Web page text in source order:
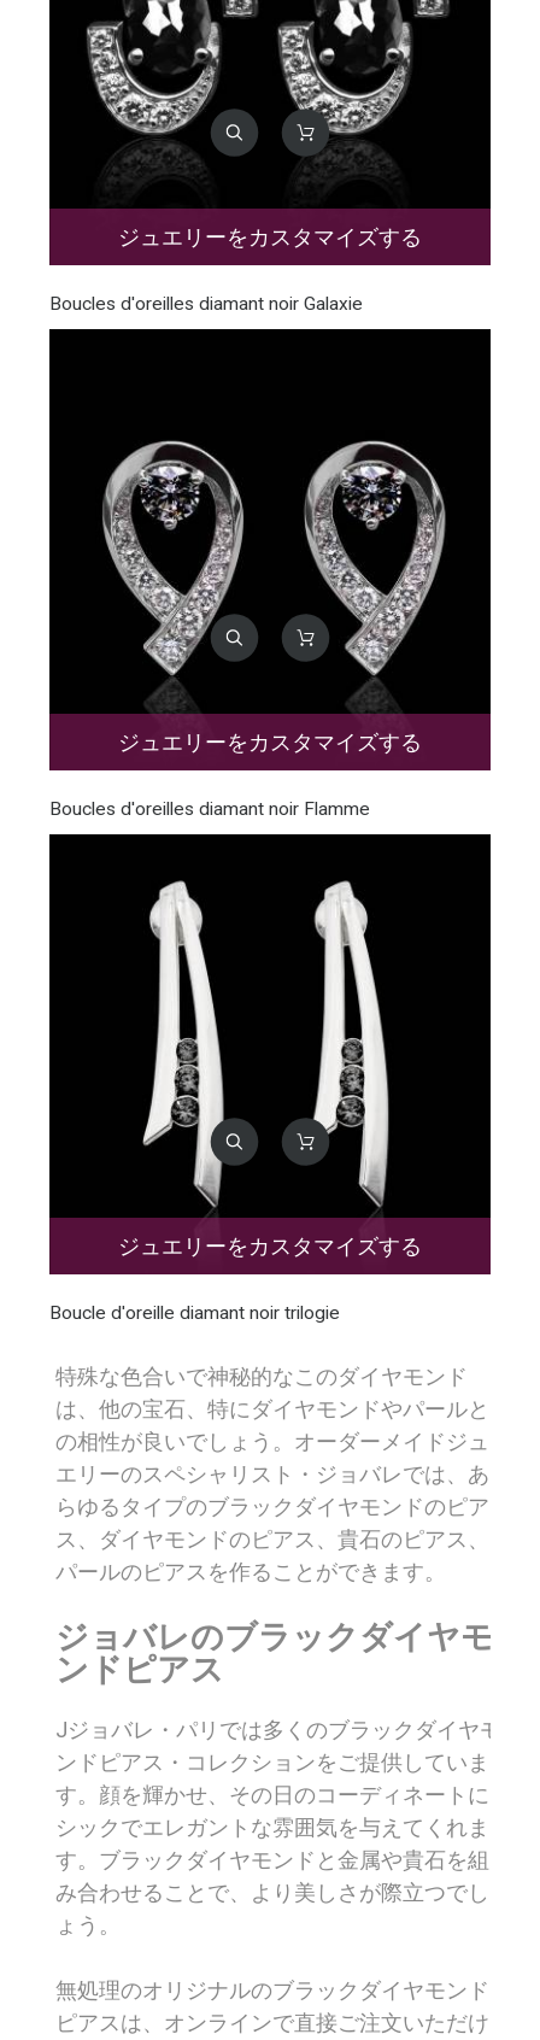
ジュエリーをカスタマイズする
Boucles d'oreilles diamant noir Galaxie
ジュエリーをカスタマイズする
Boucles d'oreilles diamant noir Flamme
ジュエリーをカスタマイズする
Boucle d'oreille diamant noir trilogie
特殊な色合いで神秘的なこのダイヤモンド
は、他の宝石、特にダイヤモンドやパールと
の相性が良いでしょう。オーダーメイドジュ
エリーのスペシャリスト・ジョバレでは、あ
らゆるタイプのブラックダイヤモンドのピア
ス、ダイヤモンドのピアス、貴石のピアス、
パールのピアスを作ることができます。
ジョバレのブラックダイヤモ
ンドピアス
Jジョバレ・パリでは多くのブラックダイヤモ
ンドピアス・コレクションをご提供していま
す。顔を輝かせ、その日のコーディネートに
シックでエレガントな雰囲気を与えてくれま
す。ブラックダイヤモンドと金属や貴石を組
み合わせることで、より美しさが際立つでし
ょう。
無処理のオリジナルのブラックダイヤモンド
ピアスは、オンラインで直接ご注文いただけ